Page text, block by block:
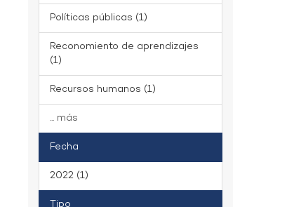
Políticas públicas (1)
Reconomiento de aprendizajes
(1)
Recursos humanos (1)
... más
Fecha
2022 (1)